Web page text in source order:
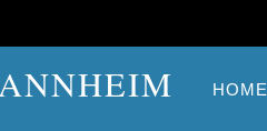
HOME